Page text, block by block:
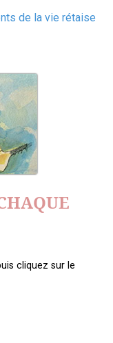
de la vie rétaise
cliquez sur le